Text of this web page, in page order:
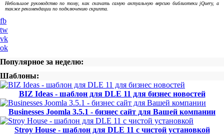
Небольшое руководство по тому, как скачать самую актуальную версию библиотеки jQuery, а
также рекомендации по подключению скрипта.
fb
tw
vk
ok
Популярное за неделю:
Шаблоны:
BIZ Ideas - шаблон для DLE 11 для бизнес новостей
Businesses Joomla 3.5.1 - бизнес сайт для Вашей компании
Stroy House - шаблон для DLE 11 с чистой установкой